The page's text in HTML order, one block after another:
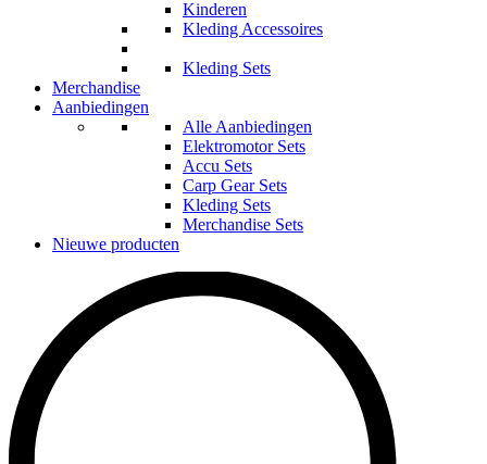
Kinderen
Kleding Accessoires
Kleding Sets
Merchandise
Aanbiedingen
Alle Aanbiedingen
Elektromotor Sets
Accu Sets
Carp Gear Sets
Kleding Sets
Merchandise Sets
Nieuwe producten